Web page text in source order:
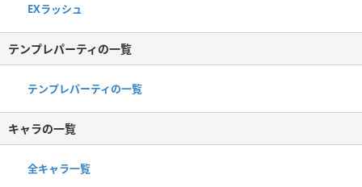
EXラッシュ
テンプレパーティの一覧
テンプレパーティの一覧
キャラの一覧
全キャラ一覧